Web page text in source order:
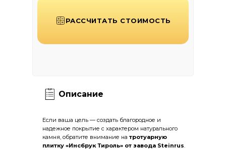
Если ваша цель — создать благородное и
надежное покрытие с характером натурального
камня, обратите внимание на тротуарную
плитку «Инсбрук Тироль» от завода Steinrus.
Описание
РАССЧИТАТЬ СТОИМОСТЬ